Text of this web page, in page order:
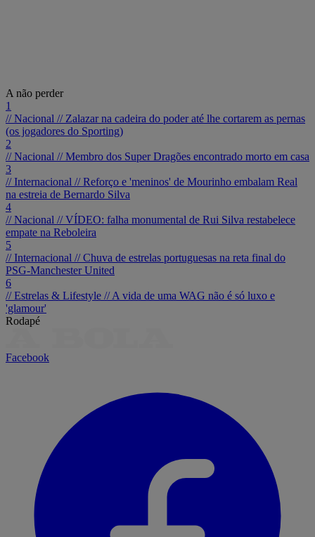
A não perder
1
// Nacional // Zalazar na cadeira do poder até lhe cortarem as pernas
(os jogadores do Sporting)
2
// Nacional //Membro dos Super Dragões encontrado morto em casa
3
// Internacional //Reforço e 'meninos' de Mourinho embalam Real
na estreia de Bernardo Silva
4
// Nacional //VÍDEO: falha monumental de Rui Silva restabelece
empate na Reboleira
5
// Internacional //Chuva de estrelas portuguesas na reta final do
PSG-Manchester United
6
// Estrelas & Lifestyle //A vida de uma WAG não é só luxo e
'glamour'
Rodapé
Facebook